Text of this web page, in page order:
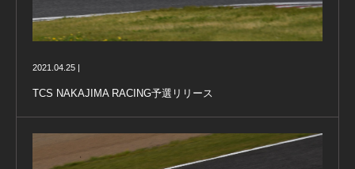
2021.04.25 |
TCS NAKAJIMA RACING予選リリース